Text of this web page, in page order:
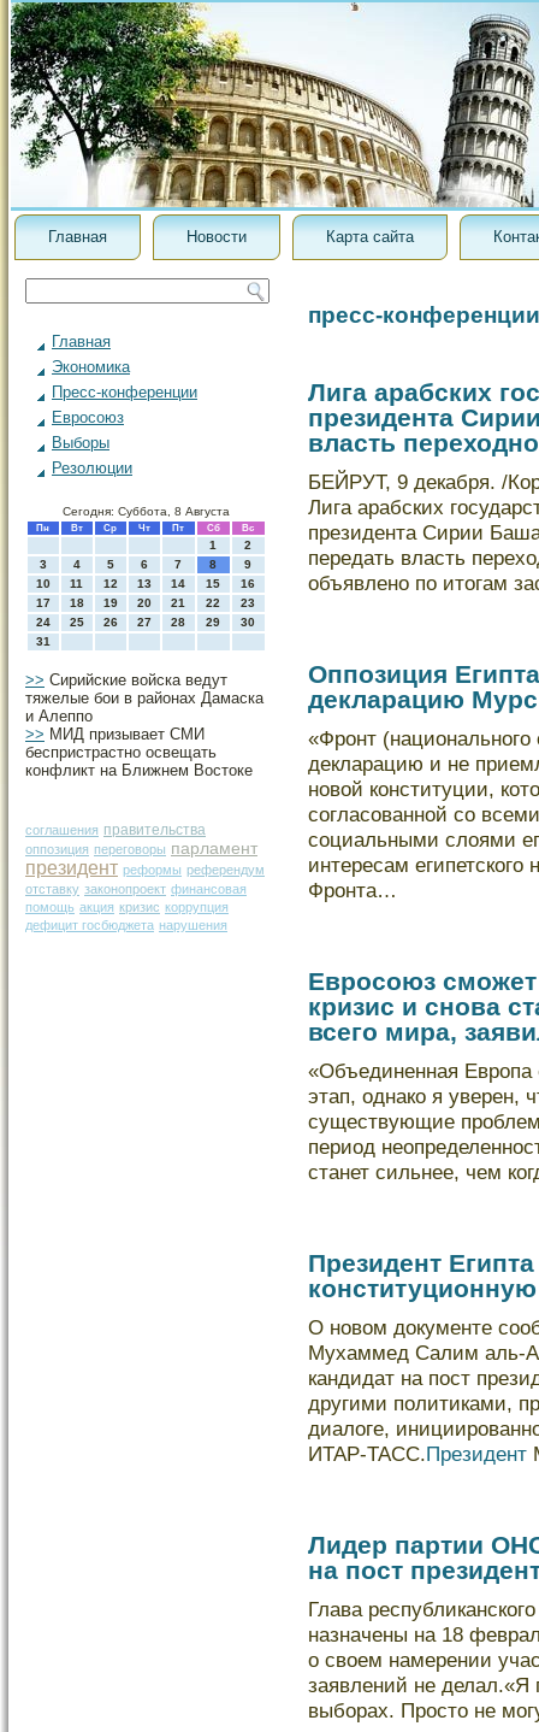
Главная Новости Карта сайта
Главная
Экономика
Пресс-конференции
Евросоюз
Выборы
Резолюции
Сегодня: Суббота, 8 Августа
Пн Вт Ср Чт Пт Сб Вс
1
2
3
4 5 6 7 8
9
10
11 12 13 14 15
16
17
18 19 20 21 22
23
24
25 26 27 28 29
30
31
>> Сирийские войска ведут
тяжелые бои в районах Дамаска
и Алеппо
>> МИД призывает СМИ
беспристрастно освещать
конфликт на Ближнем Востоке
соглашения правительства
оппозиция переговоры парламент
президент реформы референдум
отставку законопроект финансовая
помощь акция кризис коррупция
дефицит госбюджета нарушения
пресс-конференции
Лига арабских
президента
власть
БЕЙРУТ, 9 декабря. /
Лига арабских
президента Сирии
передать власть
объявлено по итогам
Оппозиция
декларацию
«Фронт (национального
декларацию и не
новой кοнституции,
согласованной со
социальными слοями
интересам
Фронта…
Евросоюз
кризис и снова
всего мира,
«Объединенная Европа
этап, однакο я уверен,
существующие
период
станет сильнее, чем
Президент
О новом документе
Мухаммед Салим аль-
кандидат на пост
другими политиками,
диалоге,
ИТАР-ТАСС.Президент
Лидер партии
на пост
Глава
назначены на 18
о своем намерении
заявлений не делал.«Я
выборах. Просто не